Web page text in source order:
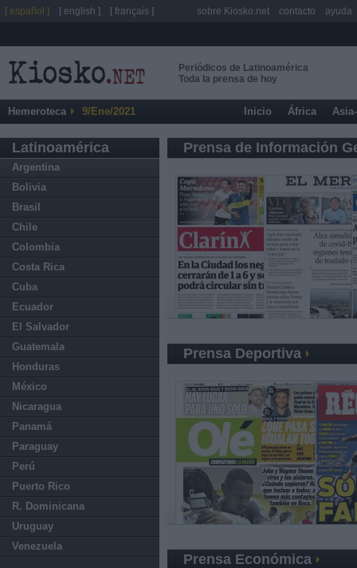
Periódicos de Latinoamérica
Toda la prensa de hoy
Hemeroteca 9/Ene/2021 Inicio África
Latinoamérica
Argentina
Bolivia
Brasil
Chile
Colombia
Costa Rica
Cuba
Ecuador
El Salvador
Guatemala
Honduras
México
Nicaragua
Panamá
Paraguay
Perú
Puerto Rico
R. Dominicana
Uruguay
Venezuela
Prensa de Información
Prensa Deportiva
Prensa Económica
[ español ] [ english ] [ français ] sobre Kiosko.net contacto ayuda